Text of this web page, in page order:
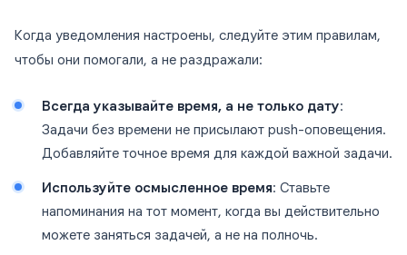
Когда уведомления настроены, следуйте этим правилам,
чтобы они помогали, а не раздражали:
Всегда указывайте время, а не только дату:
Задачи без времени не присылают push-оповещения.
Добавляйте точное время для каждой важной задачи.
Используйте осмысленное время: Ставьте
напоминания на тот момент, когда вы действительно
можете заняться задачей, а не на полночь.